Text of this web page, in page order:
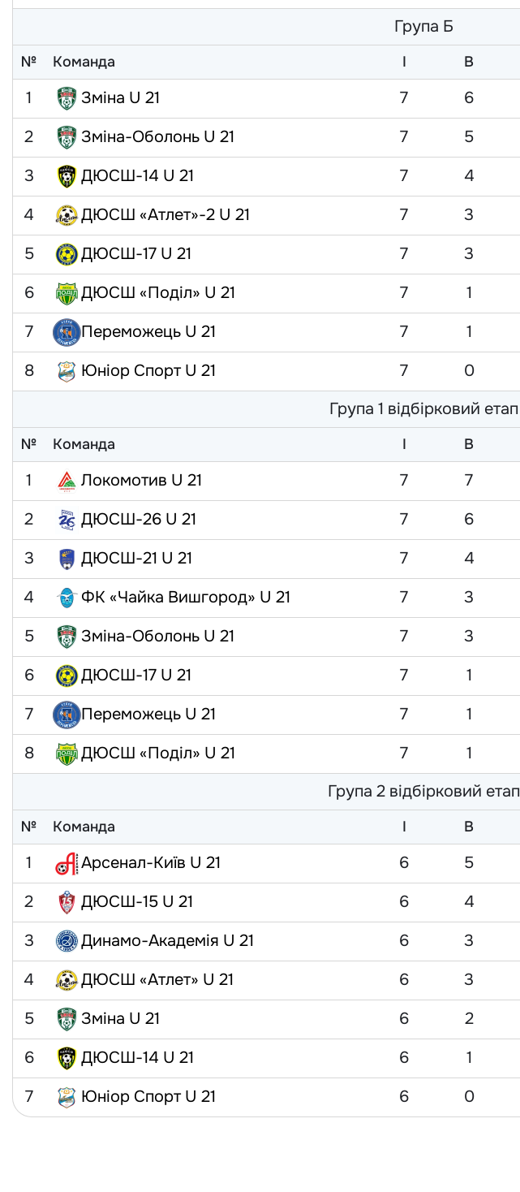
Група Б
№ Команда I В
1 Зміна U 21 7 6
2
Зміна-Оболонь U 21 7 5
3
ДЮСШ-14 U 21 7 4
4
ДЮСШ «Атлет»-2 U 21 7 3
5
ДЮСШ-17 U 21 7 3
6
ДЮСШ «Поділ» U 21 7 1
7
Переможець U 21 7 1
8
Юніор Спорт U 21 7 0
Група 1 відбірковий етап
№ Команда I В
1 Локомотив U 21 7 7
2
ДЮСШ-26 U 21 7 6
3
ДЮСШ-21 U 21 7 4
4
ФК «Чайка Вишгород» U 21 7 3
5
Зміна-Оболонь U 21 7 3
6
ДЮСШ-17 U 21 7 1
7
Переможець U 21 7 1
8
ДЮСШ «Поділ» U 21 7 1
Група 2 відбірковий етап
№ Команда I В
1 Арсенал-Київ U 21 6 5
2
ДЮСШ-15 U 21 6 4
3
Динамо-Академія U 21 6 3
4
ДЮСШ «Атлет» U 21 6 3
5
Зміна U 21 6 2
6
ДЮСШ-14 U 21 6 1
7
Юніор Спорт U 21 6 0